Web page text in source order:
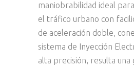
maniobrabilidad ideal
el tráfico urbano con
de aceleración doble,
sistema de Inyección
alta precisión, resulta una